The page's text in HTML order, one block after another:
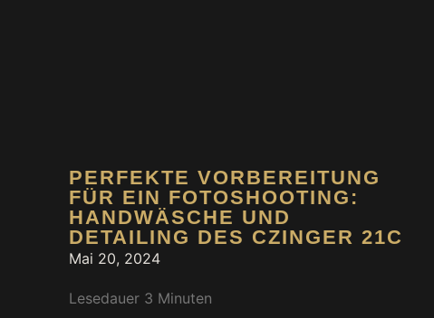
PERFEKTE VORBEREITUNG
FÜR EIN FOTOSHOOTING:
HANDWÄSCHE UND
DETAILING DES CZINGER 21C
Mai 20, 2024
Lesedauer 3 Minuten